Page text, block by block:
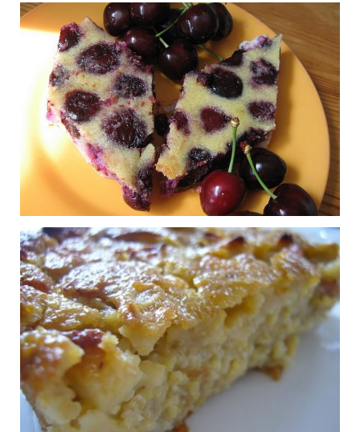
Publié le 17/06/2015 à 18:22
0
Confiture de lait
Publié le 11/06/2015 à 20:44